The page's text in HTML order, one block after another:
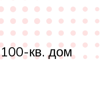
100-кв. дом